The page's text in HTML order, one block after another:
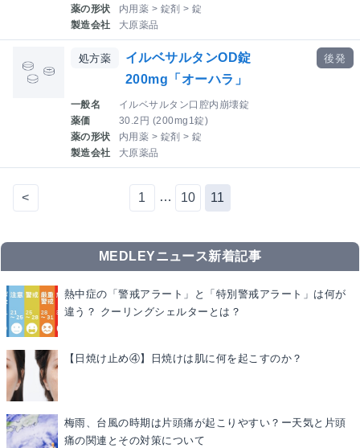
薬の形状
内用薬 > 錠剤 > 錠
製造会社
大原薬品
処方薬
イルベサルタンOD錠
200mg「オーハラ」
一般名
イルベサルタン口腔内崩壊錠
薬価
30.2円 (200mg1錠)
薬の形状
内用薬 > 錠剤 > 錠
製造会社
大原薬品
後発
< 1 … 10 11
MEDLEYニュース新着記事
熱中症の「警戒アラート」と「特別警戒アラート」は何が
違う？ クーリングシェルターとは？
【日焼け止め④】日焼けは肌に何を起こすのか？
梅雨、台風の時期は片頭痛が起こりやすい？ー天気と片頭
痛の関連とその対策について